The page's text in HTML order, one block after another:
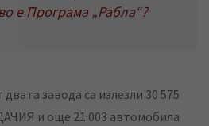
е Програма „Рабла“?
завода са излезли 30 575
и още 21 003 автомобила